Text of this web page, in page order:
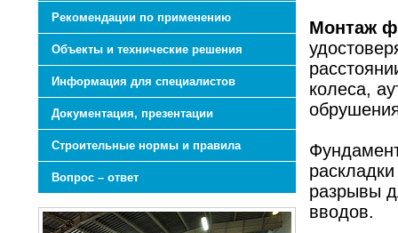
Рекомендации по применению
Объекты и технические решения
Информация для специалистов
Документация, презентации
Строительные нормы и правила
Вопрос – ответ
Монтаж
колеса,
разрывы
вводов.